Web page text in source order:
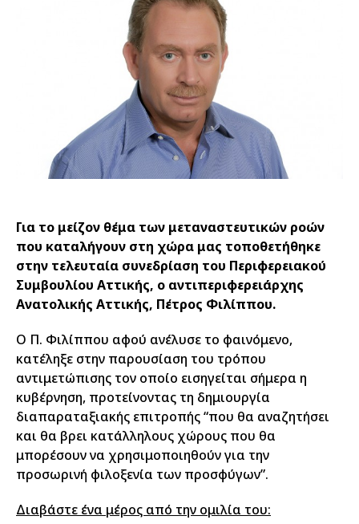
Για το μείζον θέμα των μεταναστευτικών ροών
που καταλήγουν στη χώρα μας τοποθετήθηκε
στην τελευταία συνεδρίαση του Περιφερειακού
Συμβουλίου Αττικής, ο αντιπεριφερειάρχης
Ανατολικής Αττικής, Πέτρος Φιλίππου.
Ο Π. Φιλίππου αφού ανέλυσε το φαινόμενο,
κατέληξε στην παρουσίαση του τρόπου
αντιμετώπισης τον οποίο εισηγείται σήμερα η
κυβέρνηση, προτείνοντας τη δημιουργία
διαπαραταξιακής επιτροπής “που θα αναζητήσει
και θα βρει κατάλληλους χώρους που θα
μπορέσουν να χρησιμοποιηθούν για την
προσωρινή φιλοξενία των προσφύγων”.
Διαβάστε ένα μέρος από την ομιλία του: